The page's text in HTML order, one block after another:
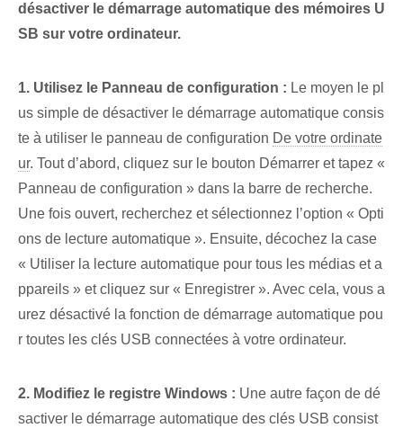
désactiver le démarrage⁣ automatique des mémoires U
SB⁤ sur votre ordinateur.
1. Utilisez le Panneau de configuration : Le moyen le pl
us simple de désactiver le démarrage automatique consis
te à utiliser⁢ le panneau de configuration De votre ordinate
ur. Tout d’abord, cliquez sur le bouton Démarrer et tapez «
Panneau de configuration » dans la barre de recherche.
Une fois ouvert, recherchez et sélectionnez l’option « Opti
ons de lecture automatique ». Ensuite, décochez la case
« Utiliser la lecture automatique pour tous les médias et a
ppareils » et cliquez sur « Enregistrer ». Avec cela, vous a
urez désactivé la fonction de démarrage automatique pou
r toutes les clés USB connectées à votre ordinateur.
2. Modifiez le registre Windows : Une autre façon de dé
sactiver le démarrage automatique des clés USB consist